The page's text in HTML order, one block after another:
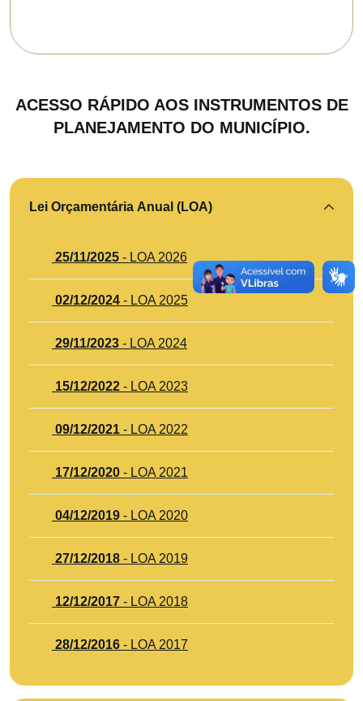
ACESSO RÁPIDO AOS INSTRUMENTOS DE
PLANEJAMENTO DO MUNICÍPIO.
Lei Orçamentária Anual (LOA)
25/11/2025 - LOA 2026
02/12/2024 - LOA 2025
29/11/2023 - LOA 2024
15/12/2022 - LOA 2023
09/12/2021 - LOA 2022
17/12/2020 - LOA 2021
04/12/2019 - LOA 2020
27/12/2018 - LOA 2019
12/12/2017 - LOA 2018
28/12/2016 - LOA 2017